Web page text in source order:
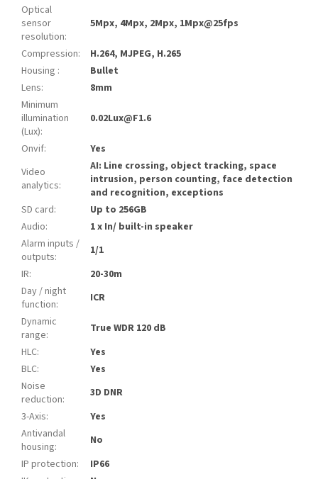
Optical
sensor
resolution:
5Mpx, 4Mpx, 2Mpx, 1Mpx@25fps
Compression:
H.264, MJPEG, H.265
Housing :
Bullet
Lens:
8mm
Minimum
illumination
(Lux):
0.02Lux@F1.6
Onvif:
Yes
Video
analytics:
AI: Line crossing, object tracking, space
intrusion, person counting, face detection
and recognition, exceptions
SD card:
Up to 256GB
Audio:
1 x In/ built-in speaker
Alarm inputs /
outputs:
1/1
IR:
20-30m
Day / night
function:
ICR
Dynamic
range:
True WDR 120 dB
HLC:
Yes
BLC:
Yes
Noise
reduction:
3D DNR
3-Axis:
Yes
Antivandal
housing:
No
IP protection:
IP66